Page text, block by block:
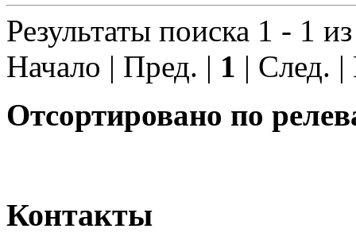
Результаты поиска 1 - 1
Начало | Пред. | 1 | След.
Отсортировано по
Контакты